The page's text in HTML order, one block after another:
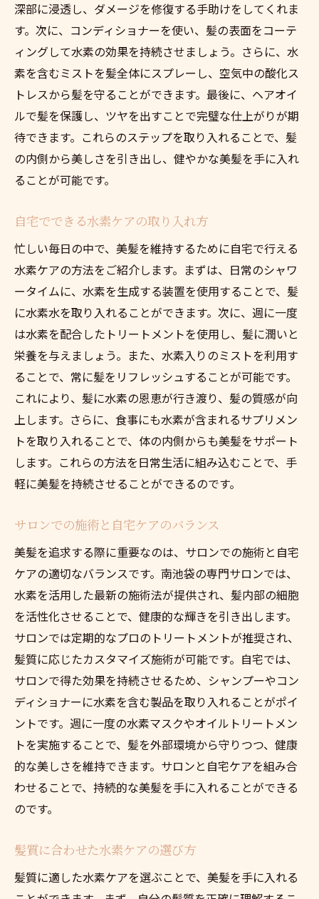
深部に浸透し、ダメージを修復する手助けをしてくれま
す。次に、コンディショナーを使い、髪の表面をコーテ
ィングして水素の効果を持続させましょう。さらに、水
素を含むミストを髪全体にスプレーし、空気中の酸化ス
トレスから髪を守ることができます。最後に、ヘアオイ
ルで髪を保護し、ツヤを出すことで完璧な仕上がりが期
待できます。これらのステップを取り入れることで、髪
の内側から美しさを引き出し、健やかな美髪を手に入れ
ることが可能です。
自宅でできる水素ケアの取り入れ方
忙しい毎日の中で、美髪を維持するために自宅で行える
水素ケアの方法をご紹介します。まずは、日常のシャワ
ータイムに、水素を生成する装置を使用することで、髪
に水素水を取り入れることができます。次に、週に一度
は水素を配合したトリートメントを使用し、髪に潤いと
栄養を与えましょう。また、水素入りのミストを利用す
ることで、常に髪をリフレッシュすることが可能です。
これにより、髪に水素の恩恵が行き渡り、髪の質感が向
上します。さらに、食事にも水素が含まれるサプリメン
トを取り入れることで、体の内側からも美髪をサポート
します。これらの方法を日常生活に組み込むことで、手
軽に美髪を持続させることができるのです。
サロンでの施術と自宅ケアのバランス
美髪を追求する際に重要なのは、サロンでの施術と自宅
ケアの適切なバランスです。南池袋の専門サロンでは、
水素を活用した最新の施術法が提供され、髪内部の細胞
を活性化させることで、健康的な輝きを引き出します。
サロンでは定期的なプロのトリートメントが推奨され、
髪質に応じたカスタマイズ施術が可能です。自宅では、
サロンで得た効果を持続させるため、シャンプーやコン
ディショナーに水素を含む製品を取り入れることがポイ
ントです。週に一度の水素マスクやオイルトリートメン
トを実施することで、髪を外部環境から守りつつ、健康
的な美しさを維持できます。サロンと自宅ケアを組み合
わせることで、持続的な美髪を手に入れることができる
のです。
髪質に合わせた水素ケアの選び方
髪質に適した水素ケアを選ぶことで、美髪を手に入れる